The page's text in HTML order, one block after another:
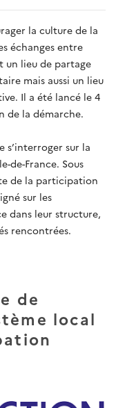
la culture de la
échanges entre
un lieu de partage
mais aussi un lieu
Il a été lancé le 4
de la démarche.
s’interroger sur la
de-France. Sous
de la participation
sur les
dans leur structure,
rencontrées.
de
local